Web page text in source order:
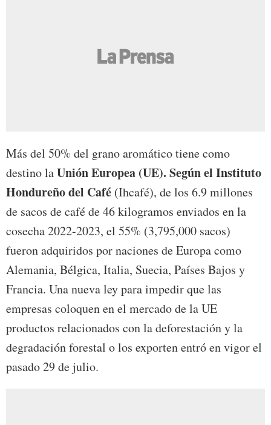
Más del 50% del grano aromático tiene como
destino laUnión Europea (UE). Según el Instituto
Hondureño del Café (Ihcafé), de los 6.9 millones
de sacos de café de 46 kilogramos enviados en la
cosecha 2022-2023, el 55% (3,795,000 sacos)
fueron adquiridos por naciones de Europa como
Alemania, Bélgica, Italia, Suecia, Países Bajos y
Francia. Una nueva ley para impedir que las
empresas coloquen en el mercado de la UE
productos relacionados con la deforestación y la
degradación forestal o los exporten entró en vigor el
pasado 29 de julio.